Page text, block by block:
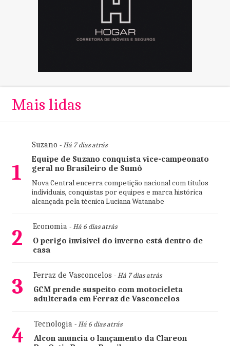
Mais lidas
1
Suzano - Há 7 dias atrás
Equipe de Suzano conquista vice-campeonato
geral no Brasileiro de Sumô
Nova Central encerra competição nacional com títulos
individuais, conquistas por equipes e marca histórica
alcançada pela técnica Luciana Watanabe
2 Economia- Há 6 dias atrás
O perigo invisível do inverno está dentro de
casa
3 Ferraz de Vasconcelos - Há 7 dias atrás
GCM prende suspeito com motocicleta
adulterada em Ferraz de Vasconcelos
4 Tecnologia- Há 6 dias atrás
Alcon anuncia o lançamento da Clareon